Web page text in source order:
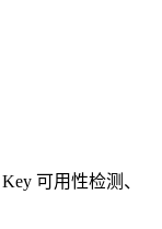
可用性检测、